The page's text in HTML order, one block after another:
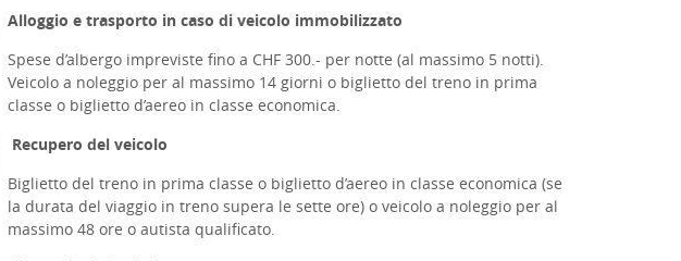
Alloggio e trasporto in caso di veicolo immobilizzato
Spese d’albergo impreviste fino a CHF 300.- per notte (al massimo 5 notti).
Veicolo a noleggio per al massimo 14 giorni o biglietto del treno in prima
classe o biglietto d’aereo in classe economica.
Recupero del veicolo
Biglietto del treno in prima classe o biglietto d’aereo in classe economica (se
la durata del viaggio in treno supera le sette ore) o veicolo a noleggio per al
massimo 48 ore o autista qualificato.